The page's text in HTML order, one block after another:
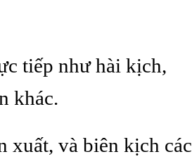
tiếp như hài kịch,
khác.
xuất, và biên kịch các